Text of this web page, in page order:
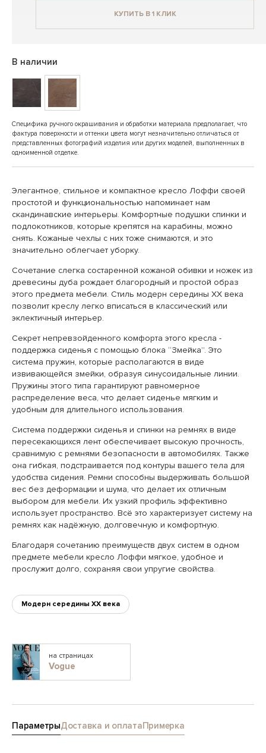
КУПИТЬ В 1 КЛИК
В наличии
Специфика ручного окрашивания и обработки материала предполагает, что
фактура поверхности и оттенки цвета могут незначительно отличаться от
представленных фотографий изделия или других моделей, выполненных в
одноименной отделке.
Элегантное, стильное и компактное кресло Лоффи своей
простотой и функциональностью напоминает нам
скандинавские интерьеры. Комфортные подушки спинки и
подлокотников, которые крепятся на карабины, можно
снять. Кожаные чехлы с них тоже снимаются, и это
значительно облегчает уборку.
Сочетание слегка состаренной кожаной обивки и ножек из
древесины дуба рождает благородный и простой образ
этого предмета мебели. Стиль модерн середины ХХ века
позволит креслу легко вписаться в классический или
эклектичный интерьер.
Секрет непревзойденного комфорта этого кресла -
поддержка сиденья с помощью блока “Змейка”. Это
система пружин, которые располагаются в виде
извивающейся змейки, образуя синусоидальные линии.
Пружины этого типа гарантируют равномерное
распределение веса, что делает сиденье мягким и
удобным для длительного использования.
Система поддержки сиденья и спинки на ремнях в виде
пересекающихся лент обеспечивает высокую прочность,
сравнимую с ремнями безопасности в автомобилях. Также
она гибкая, подстраивается под контуры вашего тела для
удобства сидения. Ремни способны выдерживать большой
вес без деформации и шума, что делает их отличным
выбором для мебели. Их узкий профиль эффективно
использует пространство. Всё это характеризует систему на
ремнях как надёжную, долговечную и комфортную.
Благодаря сочетанию преимуществ двух систем в одном
предмете мебели кресло Лоффи мягкое, удобное и
прослужит долго, сохраняя свои упругие свойства.
Модерн середины XX века
на страницах
Vogue
ПараметрыДоставка и оплатаПримерка